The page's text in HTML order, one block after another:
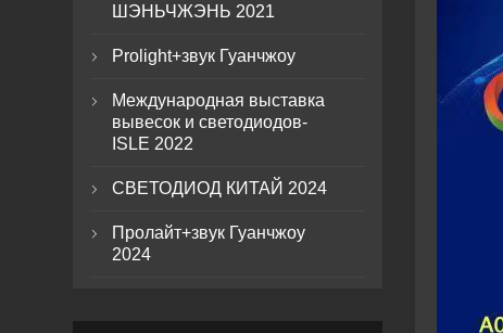
ШЭНЬЧЖЭНЬ 2021
 Prolight+звук Гуанчжоу

Международная выставка
вывесок и светодиодов-
ISLE 2022
 СВЕТОДИОД КИТАЙ 2024

Пролайт+звук Гуанчжоу
2024